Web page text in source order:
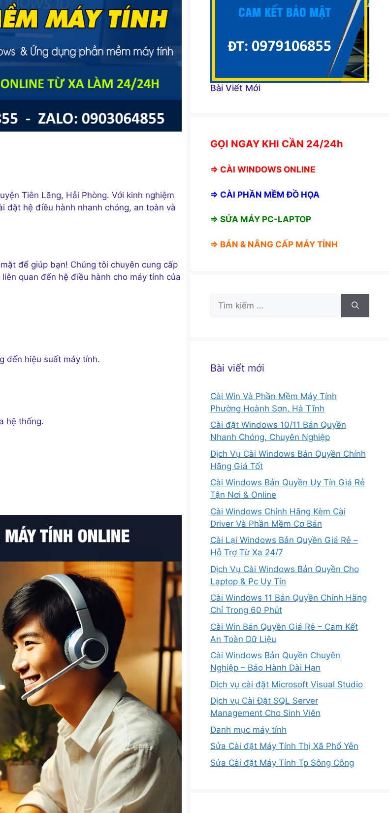
Tiên Lãng, Hải Phòng. Với kinh nghiệm
đặt hệ điều hành nhanh chóng, an toàn và
để giúp bạn! Chúng tôi chuyên cung cấp
quan đến hệ điều hành cho máy tính của
đến hiệu suất máy tính.
hệ thống.
Bài Viết Mới
GỌI NGAY KHI CẦN 24/24h
⇒ CÀI WINDOWS ONLINE
⇒ CÀI PHẦN MỀM ĐỒ HỌA
⇒ SỬA MÁY PC-LAPTOP
⇒ BÁN & NÂNG CẤP MÁY TÍNH
Tìm
kiếm
Bài viết mới
Cài Win Và Phần Mềm Máy Tính
Phường Hoành Sơn, Hà Tĩnh
Cài đặt Windows 10/11 Bản Quyền
Nhanh Chóng, Chuyên Nghiệp
Dịch Vụ Cài Windows Bản Quyền Chính
Hãng Giá Tốt
Cài Windows Bản Quyền Uy Tín Giá Rẻ
Tận Nơi & Online
Cài Windows Chính Hãng Kèm Cài
Driver Và Phần Mềm Cơ Bản
Cài Lại Windows Bản Quyền Giá Rẻ –
Hỗ Trợ Từ Xa 24/7
Dịch Vụ Cài Windows Bản Quyền Cho
Laptop & Pc Uy Tín
Cài Windows 11 Bản Quyền Chính Hãng
Chỉ Trong 60 Phút
Cài Win Bản Quyền Giá Rẻ – Cam Kết
An Toàn Dữ Liệu
Cài Windows Bản Quyền Chuyên
Nghiệp – Bảo Hành Dài Hạn
Dịch vụ cài đặt Microsoft Visual Studio
Dịch vụ Cài Đặt SQL Server
Management Cho Sinh Viên
Danh mục máy tính
Sửa Cài đặt Máy Tính Thị Xã Phổ Yên
Sửa Cài đặt Máy Tính Tp Sông Công